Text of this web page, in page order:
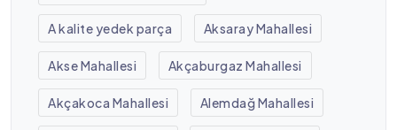
A kalite yedek parça Aksaray Mahallesi
Akse Mahallesi Akçaburgaz Mahallesi
Akçakoca Mahallesi Alemdağ Mahallesi